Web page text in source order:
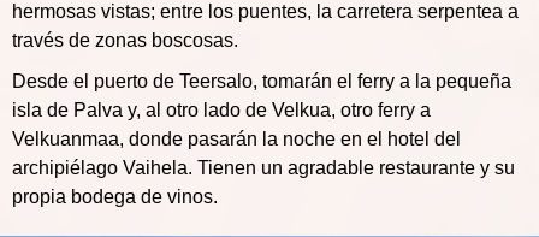
hermosas vistas; entre los puentes, la carretera serpentea a
través de zonas boscosas.
Desde el puerto de Teersalo, tomarán el ferry a la pequeña
isla de Palva y, al otro lado de Velkua, otro ferry a
Velkuanmaa, donde pasarán la noche en el hotel del
archipiélago Vaihela. Tienen un agradable restaurante y su
propia bodega de vinos.